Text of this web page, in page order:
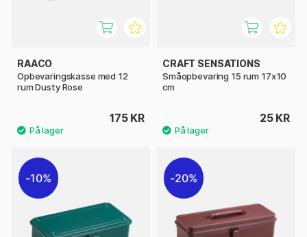
RAACO
Opbevaringskasse med 12
rum Dusty Rose
175 KR
CRAFT SENSATIONS
Småopbevaring 15 rum 17x10
cm
25 KR
10% 20%